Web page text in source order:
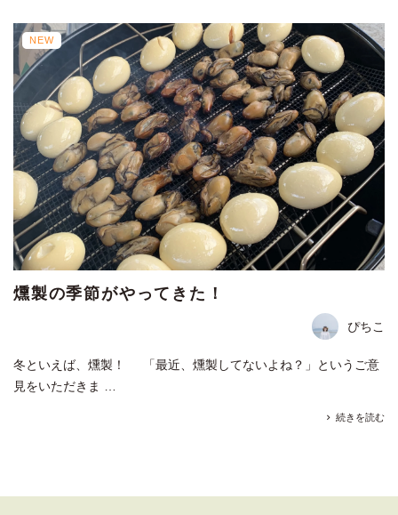
NEW
燻製の季節がやってきた！
ぴちこ
冬といえば、燻製！ 「最近、燻製してないよね？」というご意
見をいただきま …
続きを読む